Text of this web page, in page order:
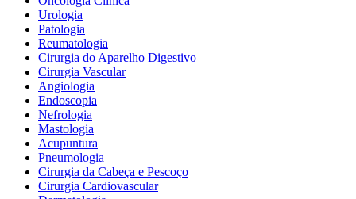
Urologia
Patologia
Reumatologia
Cirurgia do Aparelho Digestivo
Cirurgia Vascular
Angiologia
Endoscopia
Nefrologia
Mastologia
Acupuntura
Pneumologia
Cirurgia da Cabeça e Pescoço
Cirurgia Cardiovascular